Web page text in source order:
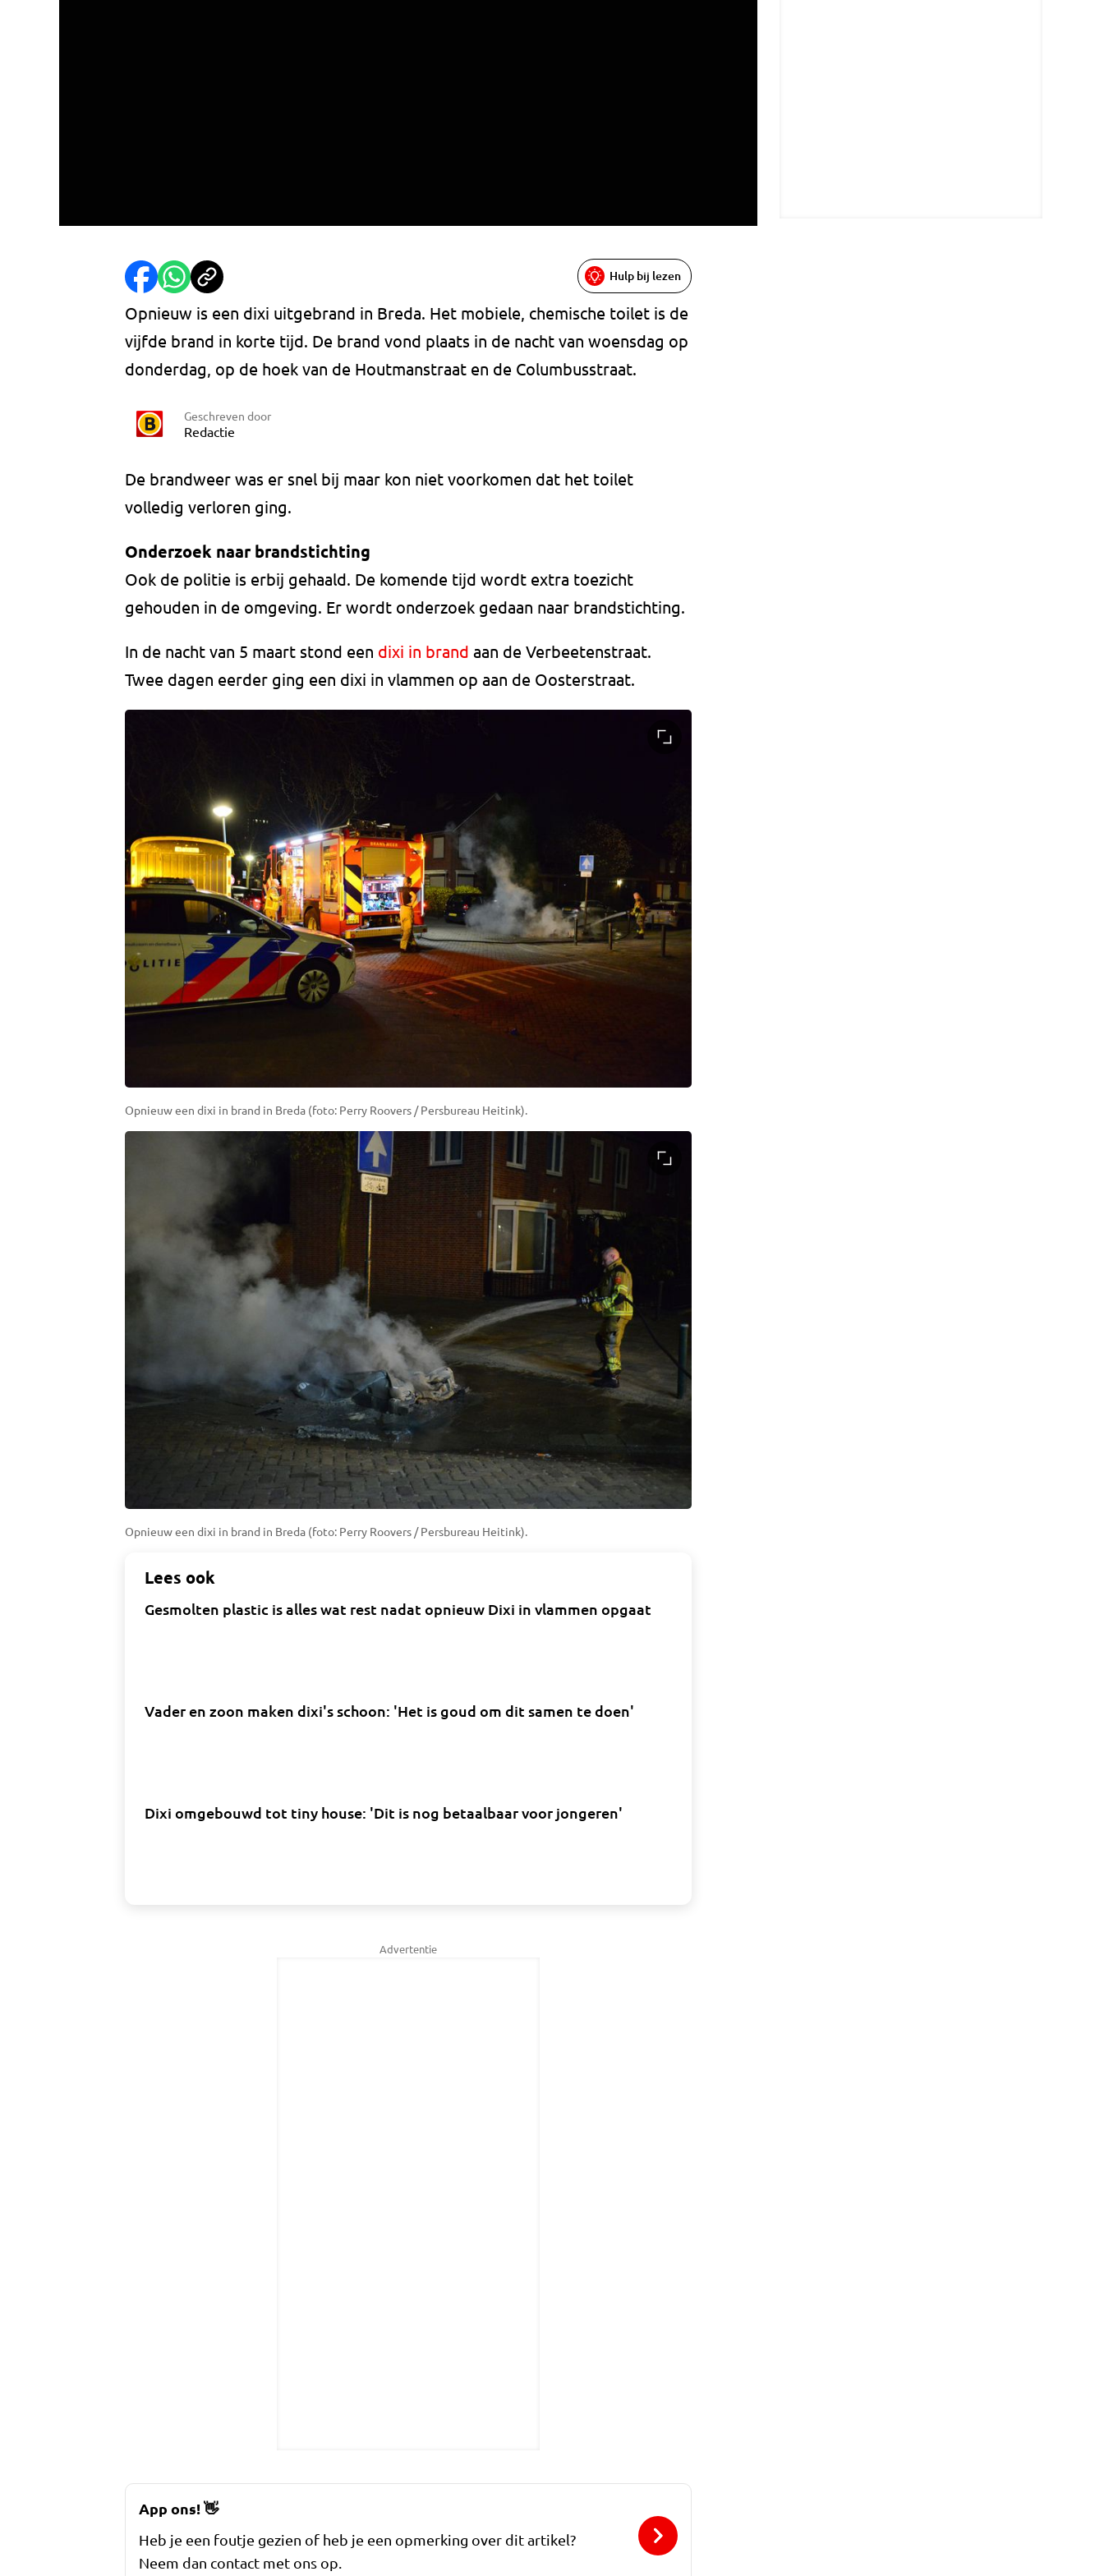
Hulp bij lezen
Opnieuw is een dixi uitgebrand in Breda. Het mobiele, chemische toilet is de
vijfde brand in korte tijd. De brand vond plaats in de nacht van woensdag op
donderdag, op de hoek van de Houtmanstraat en de Columbusstraat.
Geschreven door
Redactie
De brandweer was er snel bij maar kon niet voorkomen dat het toilet
volledig verloren ging.
Onderzoek naar brandstichting
Ook de politie is erbij gehaald. De komende tijd wordt extra toezicht
gehouden in de omgeving. Er wordt onderzoek gedaan naar brandstichting.
In de nacht van 5 maart stond een dixi in brand aan de Verbeetenstraat.
Twee dagen eerder ging een dixi in vlammen op aan de Oosterstraat.
Opnieuw een dixi in brand in Breda (foto: Perry Roovers / Persbureau Heitink).
Opnieuw een dixi in brand in Breda (foto: Perry Roovers / Persbureau Heitink).
Lees ook
Gesmolten plastic is alles wat rest nadat opnieuw Dixi in vlammen opgaat
Vader en zoon maken dixi's schoon: 'Het is goud om dit samen te doen'
Dixi omgebouwd tot tiny house: 'Dit is nog betaalbaar voor jongeren'
Advertentie
App ons!👋
Heb je een foutje gezien of heb je een opmerking over dit artikel?
Neem dan contact met ons op.